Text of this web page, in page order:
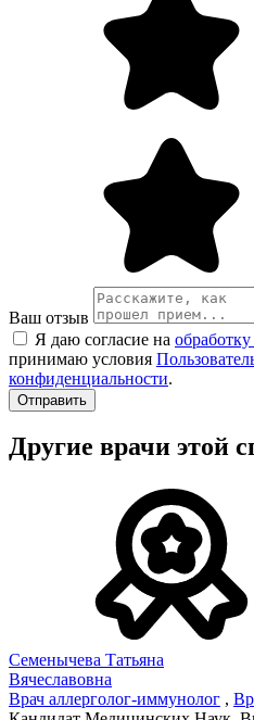
Ваш отзыв
Я даю согласие на
принимаю условия
конфиденциальности.
Другие врачи этой
Семенычева Татьяна
Вячеславовна
Врач аллерголог-иммунолог ,